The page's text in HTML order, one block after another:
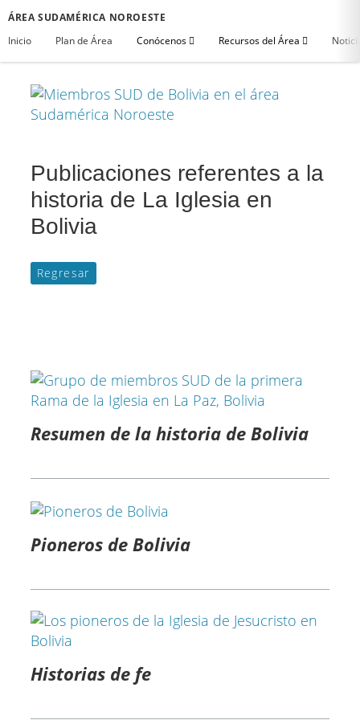
ÁREA SUDAMÉRICA NOROESTE
Inicio
Plan de Área Conócenos Recursos del Área
Publicaciones referentes a la
historia de La Iglesia en
Bolivia
Regresar
Resumen de la historia de Bolivia
Pioneros de Bolivia
Historias de fe